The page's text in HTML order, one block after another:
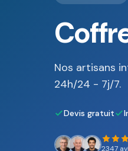
Nos artisans
24h/24 - 7j/7.
Devis gratuit
2347